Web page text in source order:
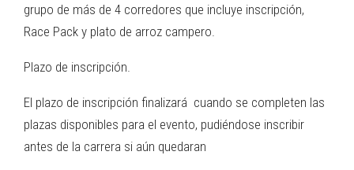
grupo de más de 4 corredores que incluye inscripción,
Race Pack y plato de arroz campero.
Plazo de inscripción.
El plazo de inscripción finalizará cuando se completen las
plazas disponibles para el evento, pudiéndose inscribir
antes de la carrera si aún quedaran